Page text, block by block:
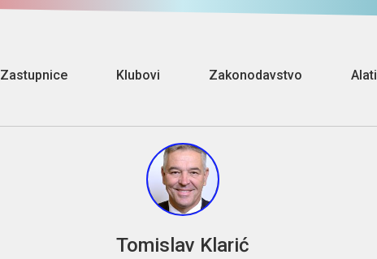
Zastupnice Klubovi Zakonodavstvo Alati
Tomislav Klarić